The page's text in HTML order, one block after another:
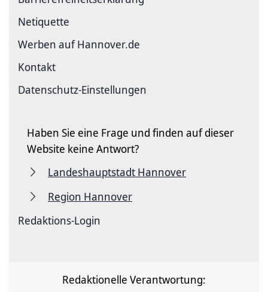
Netiquette
Werben auf Hannover.de
Kontakt
Datenschutz-Einstellungen
Haben Sie eine Frage und finden auf dieser
Website keine Antwort?
Landeshauptstadt Hannover
Region Hannover
Redaktions-Login
Redaktionelle Verantwortung: